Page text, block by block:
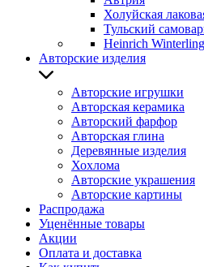
Холуйская
Тульский
Heinrich
Авторские изделия
Авторские игрушки
Авторская керамика
Авторский фарфор
Авторская глина
Деревянные изделия
Хохлома
Авторские украшения
Авторские картины
Распродажа
Уценённые товары
Акции
Оплата и доставка